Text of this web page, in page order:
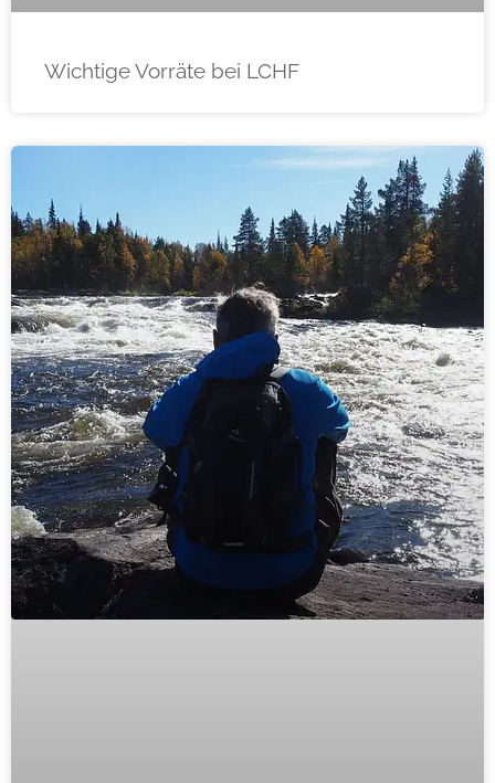
Wichtige Vorräte bei LCHF